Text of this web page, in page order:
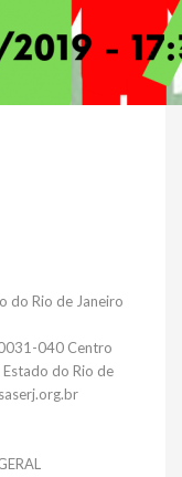
do Rio de Janeiro
040 Centro
do Rio de